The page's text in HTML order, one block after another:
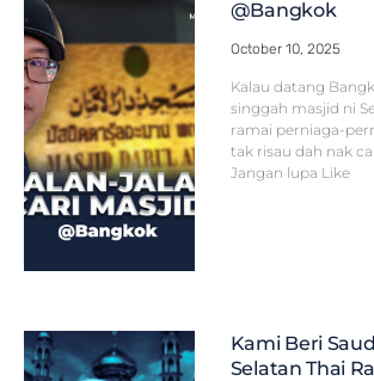
@Bangkok
October 10, 2025
Kalau datang
singgah masjid ni
ramai perniaga-
tak risau dah nak
Jangan lupa Like
Kami Beri
Selatan Thai